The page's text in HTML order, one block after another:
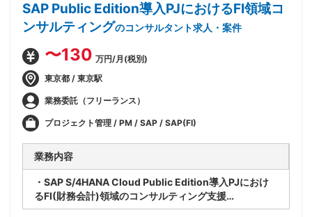
SAP Public Edition導入PJにおけるFI領域コ
ンサルティングのコンサルタント求人・案件
〜130 万円/月(税別)
東京都 / 東京駅
業務委託（フリーランス）
プロジェクト管理 / PM / SAP / SAP(FI)
業務内容
・SAP S/4HANA Cloud Public Edition導入PJにおけ
るFI(財務会計)領域のコンサルティング支援
・ベンダー側、SAPコンサルタントポジション